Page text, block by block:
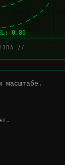
0.86
//
масштабе.